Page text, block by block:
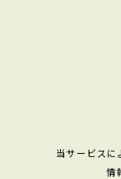
当サービスに
情